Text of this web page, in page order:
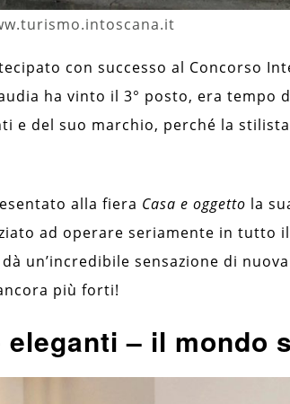
con successo al Concorso
ha vinto il 3° posto, era tempo
e del suo marchio, perché la
alla fiera Casa e oggetto la
ad operare seriamente in tutto
un’incredibile sensazione di
più forti!
eleganti – il mondo